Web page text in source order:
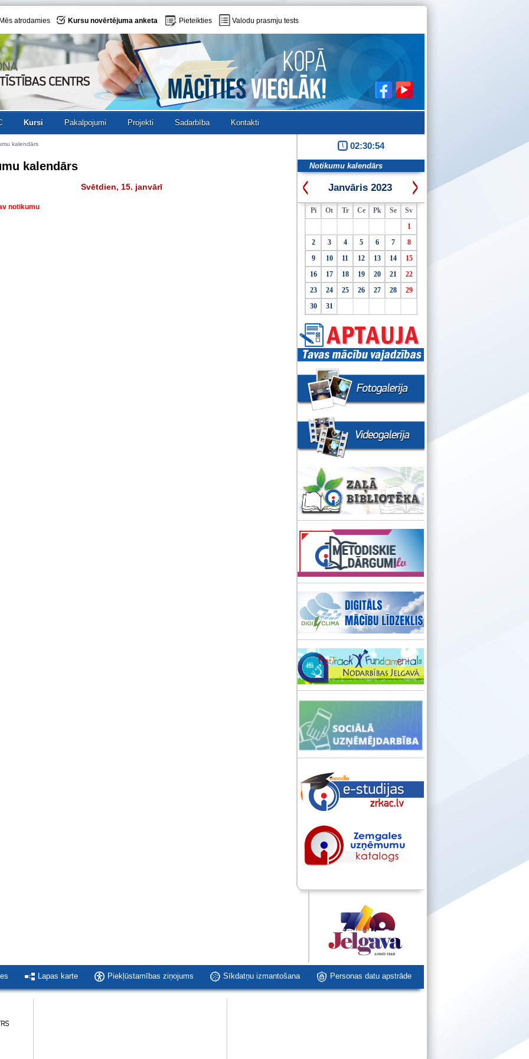
Mēs atrodamies Kursu novērtējuma anketa Pieteikties Valodu prasmju tests
Kursi Pakalpojumi Projekti Sadarbība Kontakti
kalendārs
kalendārs
Svētdien, 15. janvārī
notikumu
02:30:54
Notikumu kalendārs
Janvāris 2023
Pi Ot Tr Ce Pk Se
Sv
1
2
3 4 5 6 7
8
9
10 11 12 13 14
15
16
17 18 19 20 21
22
23
24 25 26 27 28
29
30
31
Lapas karte Piekļūstamības ziņojums Sīkdatņu izmantošana Personas datu apstrāde